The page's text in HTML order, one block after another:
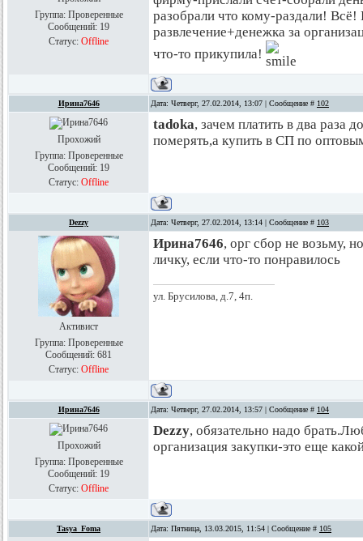
Группа: Проверенные
Сообщений: 19
Статус: Offline
разобрали что кому-раздали! Всё!
развлечение+денежка за
что-то прикупила!
Ирина7646 Дата: Четверг, 27.02.2014, 13:07 | Сообщение # 102
Прохожий
Группа: Проверенные
Сообщений: 19
Статус: Offline
tadoka, зачем платить в два раза
померять,а купить в СП по
Dezzy Дата: Четверг, 27.02.2014, 13:14 | Сообщение # 103
Активист
Группа: Проверенные
Сообщений: 681
Статус: Offline
Ирина7646, орг сбор не возьму,
личку, если что-то понравилось
ул. Брусилова, д.7, 4п.
Ирина7646 Дата: Четверг, 27.02.2014, 13:57 | Сообщение # 104
Прохожий
Группа: Проверенные
Сообщений: 19
Статус: Offline
Dezzy, обязательно надо
организация закупки-это еще
Tasya_Foma Дата: Пятница, 13.03.2015, 11:54 | Сообщение # 105